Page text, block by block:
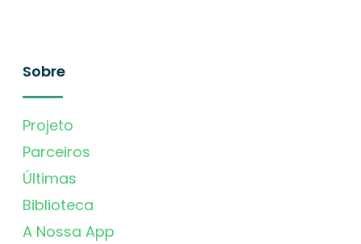
Sobre
Projeto
Parceiros
Últimas
Biblioteca
A Nossa App